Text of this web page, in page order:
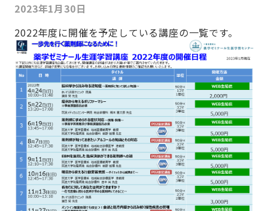
2023年1月30日
2022年度に開催を予定している講座の一覧です。